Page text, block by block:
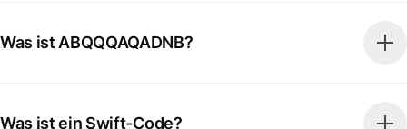
Was ist ABQQQAQADNB?
Was ist ein Swift-Code?